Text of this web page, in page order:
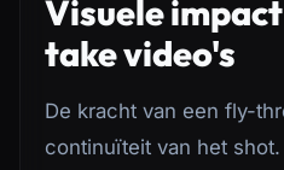
Visuele
take video's
De kracht van een fly-
continuïteit van het